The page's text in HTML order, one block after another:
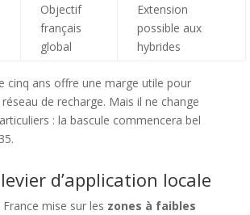
Objectif
français
global
Extension
possible aux
hybrides
cinq ans offre une marge utile pour
réseau de recharge. Mais il ne change
: la bascule commencera bel
levier d’application locale
mise sur les zones à faibles